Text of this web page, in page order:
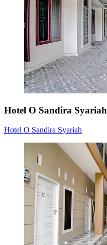
Hotel O Sandira Syariah
Hotel O Sandira Syariah